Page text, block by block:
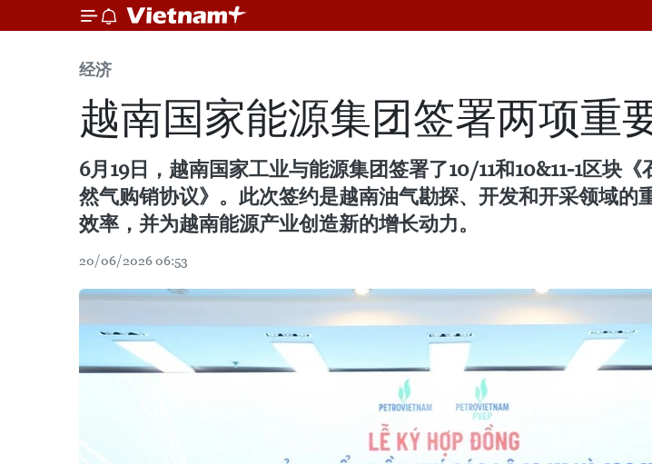
经济
越南国家能源集团签署两项重
6月19日，越南国家工业与能源集团签署了10/11和10&11-1区块
然气购销协议》。此次签约是越南油气勘探、开发和开采领域
效率，并为越南能源产业创造新的增长动力。
20/06/2026 06:53